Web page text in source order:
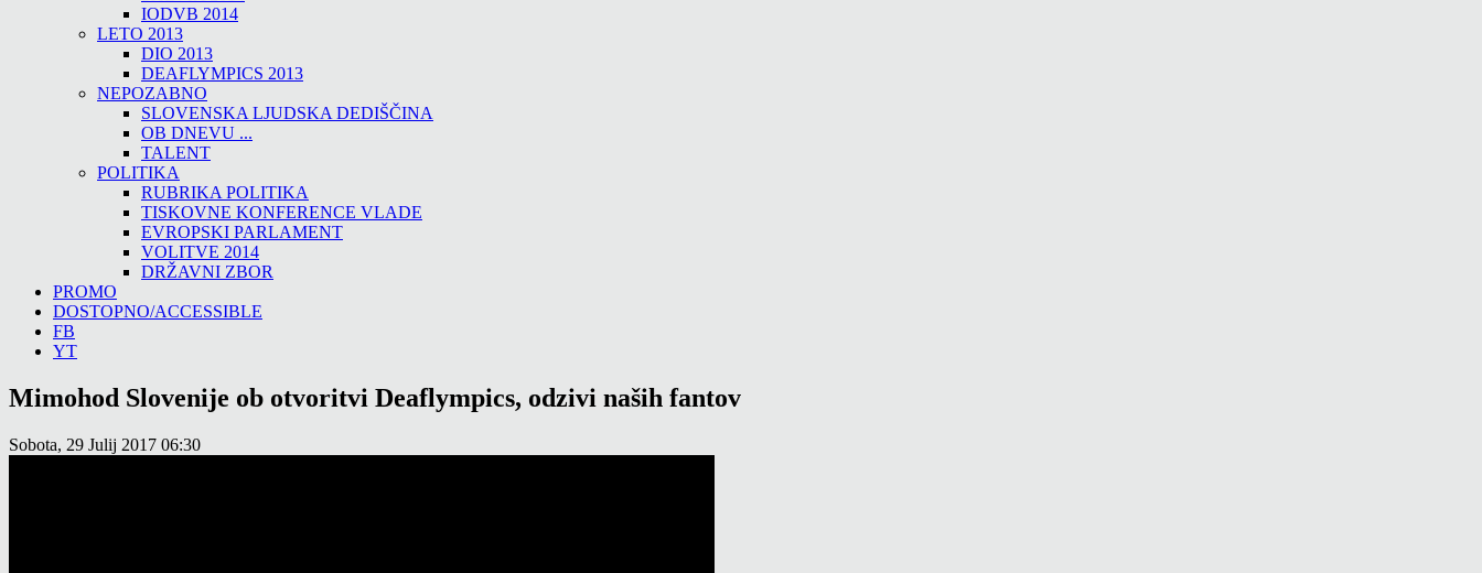
IODVB 2014
LETO 2013
DIO 2013
DEAFLYMPICS 2013
NEPOZABNO
SLOVENSKA LJUDSKA DEDIŠČINA
OB DNEVU ...
TALENT
POLITIKA
RUBRIKA POLITIKA
TISKOVNE KONFERENCE VLADE
EVROPSKI PARLAMENT
VOLITVE 2014
DRŽAVNI ZBOR
PROMO
DOSTOPNO/ACCESSIBLE
FB
YT
Mimohod Slovenije ob otvoritvi Deaflympics, odzivi naših fantov
Sobota, 29 Julij 2017 06:30